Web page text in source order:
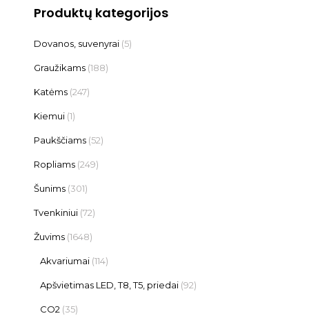
Produktų kategorijos
Dovanos, suvenyrai (5)
Graužikams (188)
Katėms (247)
Kiemui (1)
Paukščiams (52)
Ropliams (249)
Šunims (301)
Tvenkiniui (72)
Žuvims (1648)
Akvariumai (114)
Apšvietimas LED, T8, T5, priedai (92)
CO2 (35)